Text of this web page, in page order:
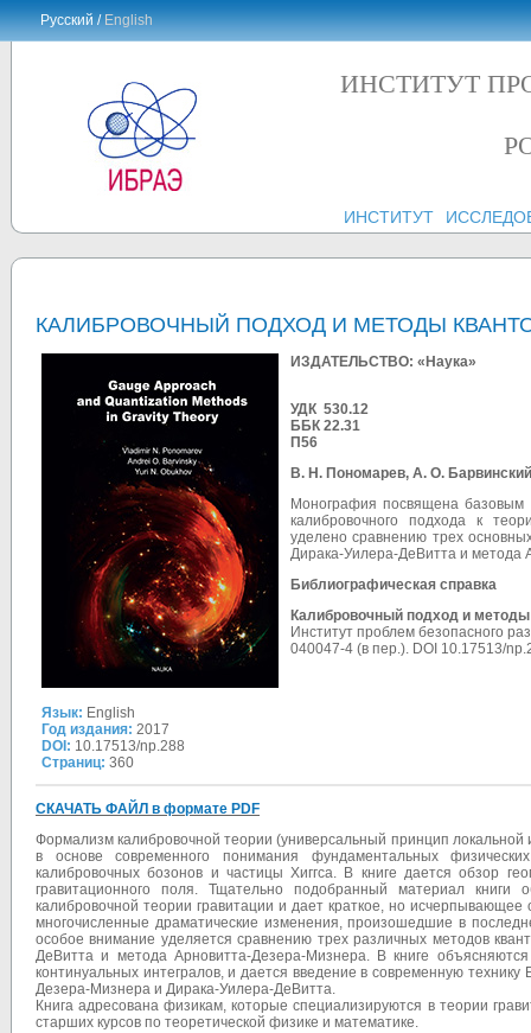
Русский /English
ИНСТИТУТ
ИНСТИТУТ
КАЛИБРОВОЧНЫЙ ПОДХОД И МЕТОДЫ
Язык: English
Год издания: 2017
DOI: 10.17513/np.288
Страниц: 360
ИЗДАТЕЛЬСТВО: «Наука»
УДК 530.12
ББК 22.31
П56
В. Н. Пономарев, А. О.
Монография посвящена базовым
калибровочного подхода к
уделено сравнению трех
Дирака-Уилера-ДеВитта и метода
Библиографическая справка
Калибровочный подход и методы
Институт проблем безопасного
040047-4 (в пер.). DOI 10.17513/
СКАЧАТЬ ФАЙЛ в формате PDF
Формализм калибровочной теории (универсальный принцип
в основе современного понимания фундаментальных
калибровочных бозонов и частицы Хиггса. В книге дается обзор
гравитационного поля. Тщательно подобранный материал
калибровочной теории гравитации и дает краткое, но
многочисленные драматические изменения, произошедшие в
особое внимание уделяется сравнению трех различных методов
ДеВитта и метода Арновитта-Дезера-Мизнера. В книге
континуальных интегралов, и дается введение в современную
Дезера-Мизнера и Дирака-Уилера-ДеВитта.
Книга адресована физикам, которые специализируются в теории
старших курсов по теоретической физике и математике.